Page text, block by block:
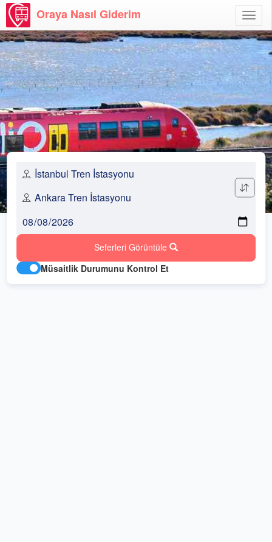
Aç
Oraya Nasıl Giderim
Seferleri Görüntüle
Müsaitlik Durumunu Kontrol Et